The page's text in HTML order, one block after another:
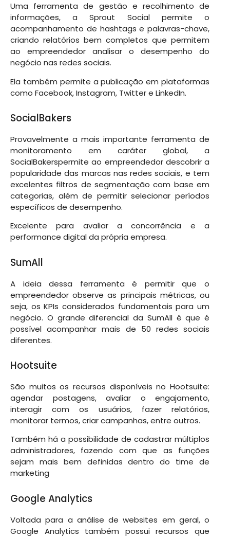
Uma ferramenta de gestão e recolhimento de
informações, a Sprout Social permite o
acompanhamento de hashtags e palavras-chave,
criando relatórios bem completos que permitem
ao empreendedor analisar o desempenho do
negócio nas redes sociais.
Ela também permite a publicação em plataformas
como Facebook, Instagram, Twitter e LinkedIn.
SocialBakers
Provavelmente a mais importante ferramenta de
monitoramento em caráter global, a
SocialBakerspermite ao empreendedor descobrir a
popularidade das marcas nas redes sociais, e tem
excelentes filtros de segmentação com base em
categorias, além de permitir selecionar períodos
específicos de desempenho.
Excelente para avaliar a concorrência e a
performance digital da própria empresa.
SumAll
A ideia dessa ferramenta é permitir que o
empreendedor observe as principais métricas, ou
seja, os KPIs considerados fundamentais para um
negócio. O grande diferencial da SumAll é que é
possível acompanhar mais de 50 redes sociais
diferentes.
Hootsuite
São muitos os recursos disponíveis no Hootsuite:
agendar postagens, avaliar o engajamento,
interagir com os usuários, fazer relatórios,
monitorar termos, criar campanhas, entre outros.
Também há a possibilidade de cadastrar múltiplos
administradores, fazendo com que as funções
sejam mais bem definidas dentro do time de
marketing
Google Analytics
Voltada para a análise de websites em geral, o
Google Analytics também possui recursos que